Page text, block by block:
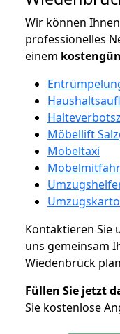
Wir können
professionelles
einem
Möbellift
Möbeltaxi
Kontaktieren Sie
uns gemeinsam
Wiedenbrück
Füllen Sie jetzt
Sie kostenlose